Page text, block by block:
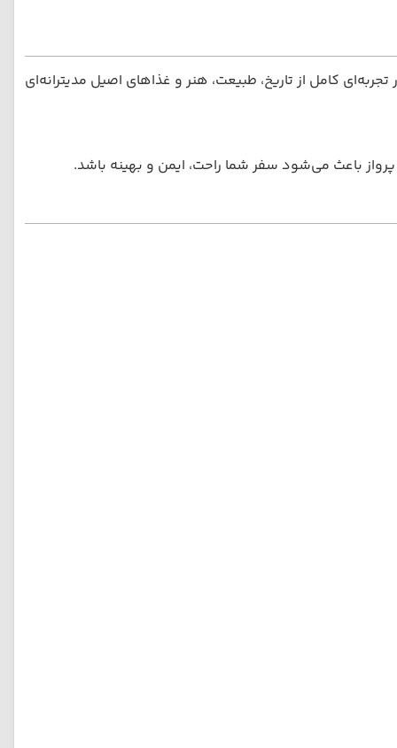
کامل از تاریخ، طبیعت، هنر و غذاهای اصیل مدیترانه‌ای
پرواز باعث می‌شود سفر شما راحت، ایمن و بهینه باشد.